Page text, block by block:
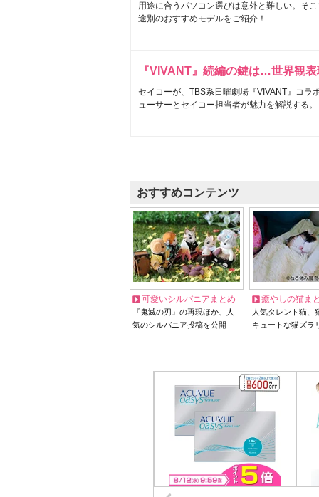
用途に合うパソコン選びは意外と難しい。そ
途別のおすすめモデルをご紹介！
『VIVANT』続編の鍵は…世界観
セイコーが、TBS系日曜劇場『VIVANT』コラ
ューサーとセイコー担当者が魅力を解説する。
おすすめコンテンツ
可愛いシルバニアまとめ
『鬼滅の刃』の再現ほか、人
気のシルバニア投稿を公開
癒やしの猫ま
人気タレント猫
キュートな猫ズラ